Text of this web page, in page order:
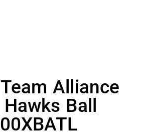
Alliance
Ball